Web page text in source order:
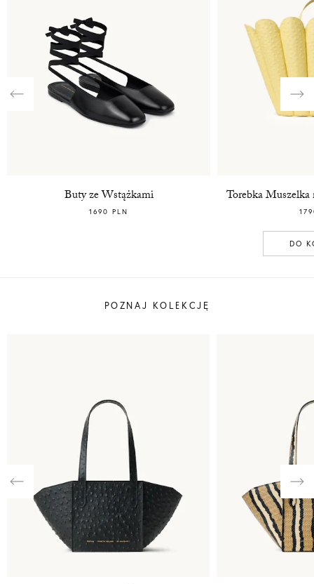
Buty ze Wstążkami
1690 PLN
Torebka
DO
Previous
POZNAJ KOLEKCJĘ
Previous